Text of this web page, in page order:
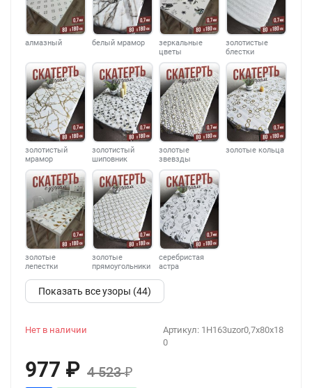
алмазный белый мрамор
зеркальные
цветы
золотистые
блестки
золотистый
мрамор
золотистый
шиповник
золотые
звевзды
золотые кольца
золотые
лепестки
золотые
прямоугольники
серебристая
астра
Показать все узоры (44)
Артикул: 1H163uzor0,7x80x18
0
Нет в наличии
977 ₽ 4 523₽